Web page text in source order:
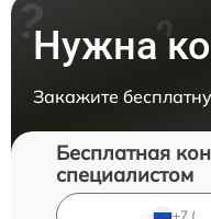
Нужна
Закажите
Бесплатная
специалистом